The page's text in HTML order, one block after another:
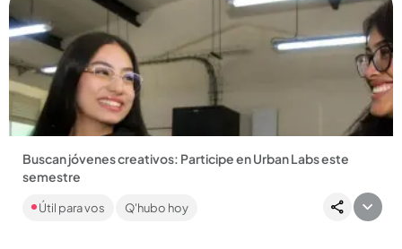
Buscan jóvenes creativos: Participe en Urban Labs este
semestre
once de las instituciones educativas oficiales priorizadas de
Útil para vos Q'hubo hoy